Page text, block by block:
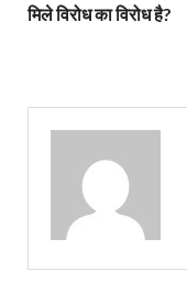
मिले विरोध का विरोध है?